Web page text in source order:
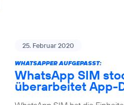
25. Februar 2020
WHATSAPPER AUFGEPASST:
WhatsApp SIM
überarbeitet App-